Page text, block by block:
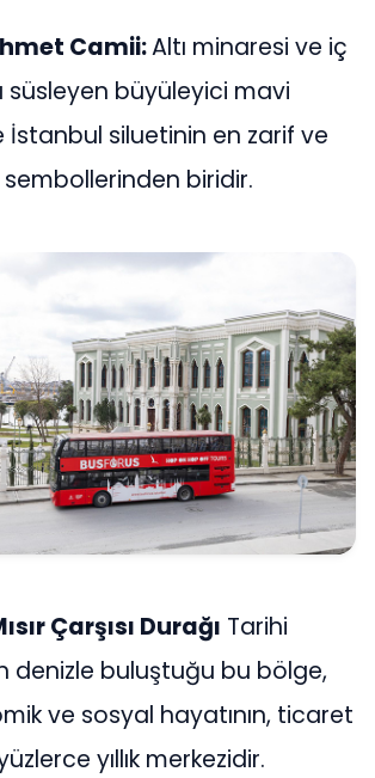
Camii:Altı minaresi ve iç
süsleyen büyüleyici mavi
İstanbul siluetinin en zarif ve
biridir.
Çarşısı Durağı Tarihi
denizle buluştuğu bu bölge,
ve sosyal hayatının, ticaret
yıllık merkezidir.